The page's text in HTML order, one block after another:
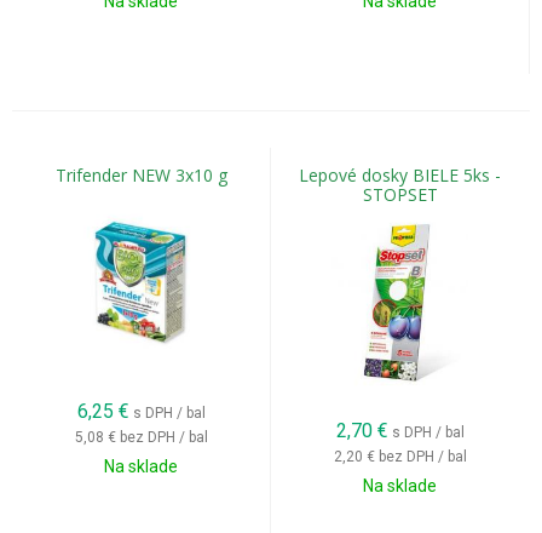
Trifender NEW 3x10 g
6,25 € s DPH / bal
5,08 € bez DPH / bal
Na sklade
Lepové dosky BIELE 5ks -
STOPSET
2,70 € s DPH / bal
2,20 € bez DPH / bal
Na sklade